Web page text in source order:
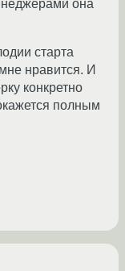
она
старта
нравится. И
конкретно
полным